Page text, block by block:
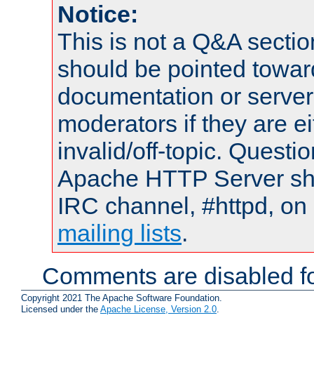
Notice:
This is not a Q&A
should be pointed
documentation or
moderators if they are
invalid/off-topic.
Apache HTTP Server
IRC channel, #httpd,
mailing lists.
Comments are disabled
Copyright 2021 The Apache Software Foundation.
Licensed under the Apache License, Version 2.0